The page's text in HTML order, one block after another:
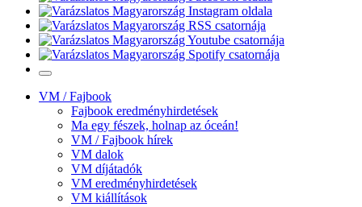
VM / Fajbook
Fajbook eredményhirdetések
Ma egy fészek, holnap az óceán!
VM / Fajbook hírek
VM dalok
VM díjátadók
VM eredményhirdetések
VM kiállítások